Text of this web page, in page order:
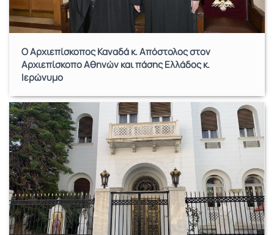
Ο Αρχιεπίσκοπος Καναδά κ. Απόστολος στον
Αρχιεπίσκοπο Αθηνών και πάσης Ελλάδος κ.
Ιερώνυμο